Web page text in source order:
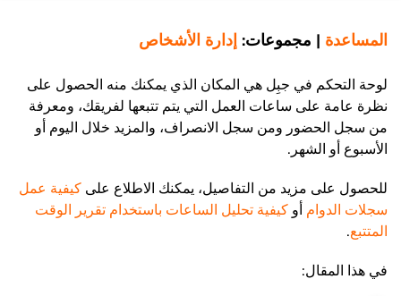
المساعدة | مجموعات: إدارة الأشخاص
لوحة التحكم في جبِل هي المكان الذي يمكنك منه الحصول على
نظرة عامة على ساعات العمل التي يتم تتبعها لفريقك، ومعرفة
من سجل الحضور ومن سجل الانصراف، والمزيد خلال اليوم أو
الأسبوع أو الشهر.
للحصول على مزيد من التفاصيل، يمكنك الاطلاع على كيفية عمل
سجلات الدوام أو كيفية تحليل الساعات باستخدام تقرير الوقت
المتتبع.
في هذا المقال: